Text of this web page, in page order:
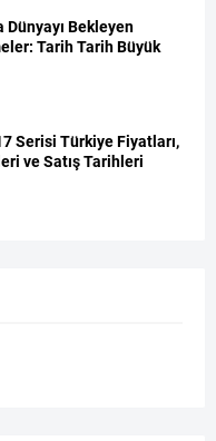
Dünyayı Bekleyen
Tarih Tarih Büyük
Serisi Türkiye Fiyatları,
ve Satış Tarihleri